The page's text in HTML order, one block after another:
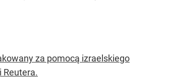
za pomocą izraelskiego
Reutera.